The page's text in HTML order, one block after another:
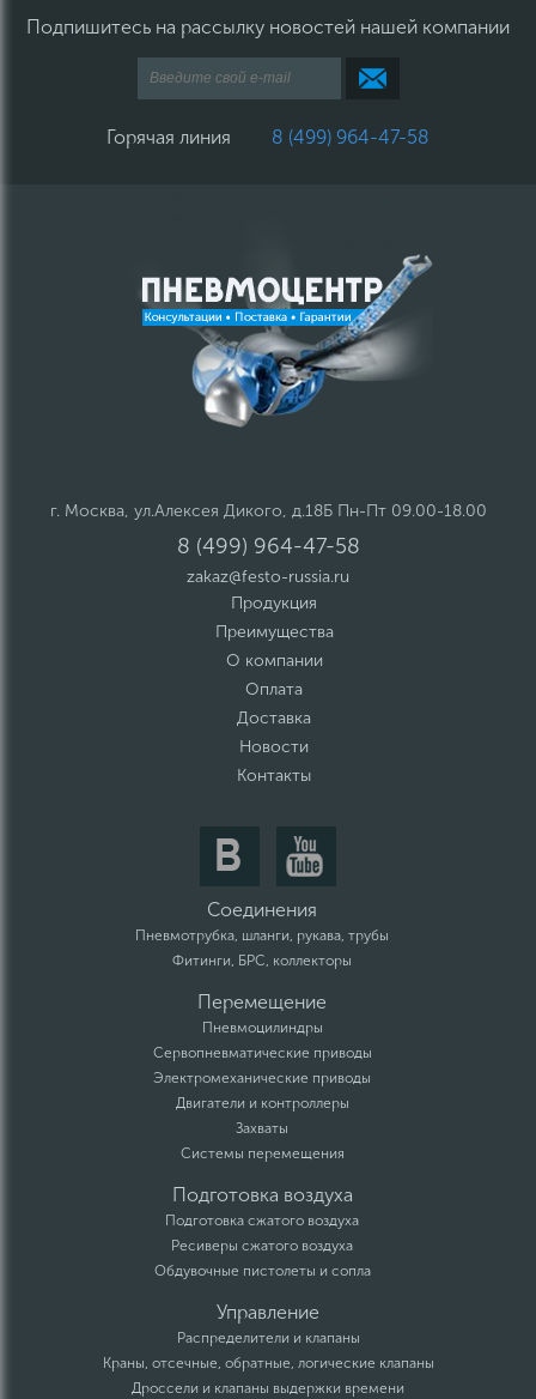
Подпишитесь на рассылку новостей нашей компании
Горячая линия 8 (499) 964-47-58
г. Москва, ул.Алексея Дикого, д.18Б Пн-Пт 09.00-18.00
8 (499) 964-47-58
zakaz@festo-russia.ru
Продукция
Преимущества
О компании
Оплата
Доставка
Новости
Контакты
Соединения
Пневмотрубка, шланги, рукава, трубы
Фитинги, БРС, коллекторы
Перемещение
Пневмоцилиндры
Сервопневматические приводы
Электромеханические приводы
Двигатели и контроллеры
Захваты
Системы перемещения
Подготовка воздуха
Подготовка сжатого воздуха
Ресиверы сжатого воздуха
Обдувочные пистолеты и сопла
Управление
Распределители и клапаны
Краны, отсечные, обратные, логические клапаны
Дроссели и клапаны выдержки времени